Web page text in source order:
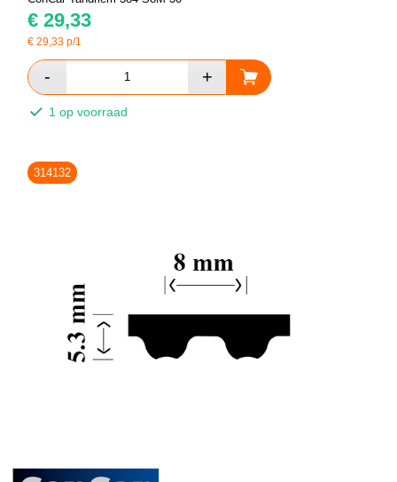
€ 29,33
€29,33 p/1
1 op voorraad
314132